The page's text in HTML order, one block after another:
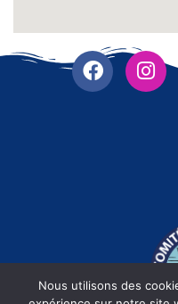
Nous utilisons des